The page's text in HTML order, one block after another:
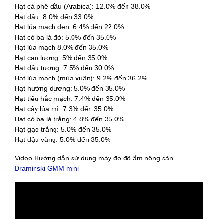
Hạt cà phê dầu (Arabica): 12.0% đến 38.0%
Hạt đậu: 8.0% đến 33.0%
Hạt lúa mạch đen: 6.4% đến 22.0%
Hạt cỏ ba lá đỏ: 5.0% đến 35.0%
Hạt lúa mạch 8.0% đến 35.0%
Hạt cao lương: 5% đến 35.0%
Hạt đậu tương: 7.5% đến 30.0%
Hạt lúa mạch (mùa xuân): 9.2% đến 36.2%
Hạt hướng dương: 5.0% đến 35.0%
Hạt tiểu hắc mạch: 7.4% đến 35.0%
Hạt cây lúa mì: 7.3% đến 35.0%
Hạt cỏ ba lá trắng: 4.8% đến 35.0%
Hạt gạo trắng: 5.0% đến 35.0%
Hạt đậu vàng: 5.0% đến 35.0%
Video Hướng dẫn sử dụng máy đo độ ẩm nông sản
Draminski GMM mini